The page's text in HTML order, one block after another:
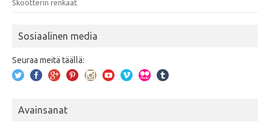
Skootterin renkaat
Sosiaalinen media
Seuraa meitä täällä:
Avainsanat